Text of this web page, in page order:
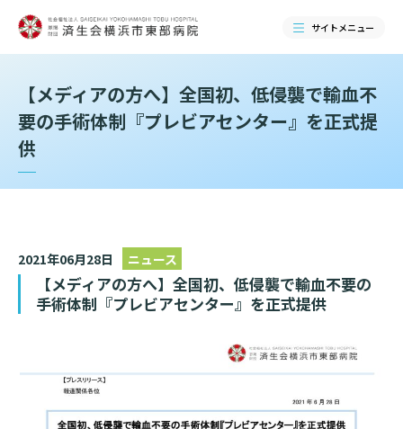
サイトメニュー
検索する
当院のご紹介トップ
ご来院される方へ
【メディアの方へ】全国初、低侵襲で輸血不
要の手術体制『プレビアセンター』を正式提
供
2021年06月28日 ニュース
【メディアの方へ】全国初、低侵襲で輸血不要の
手術体制『プレビアセンター』を正式提供